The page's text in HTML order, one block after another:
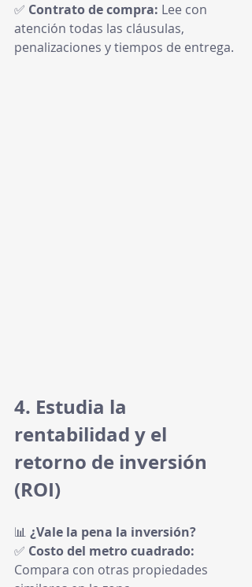
✅ Contrato de compra: Lee con
atención todas las cláusulas,
penalizaciones y tiempos de entrega.
4. Estudia la
rentabilidad y el
retorno de inversión
(ROI)
📊 ¿Vale la pena la inversión?
✅ Costo del metro cuadrado:
Compara con otras propiedades